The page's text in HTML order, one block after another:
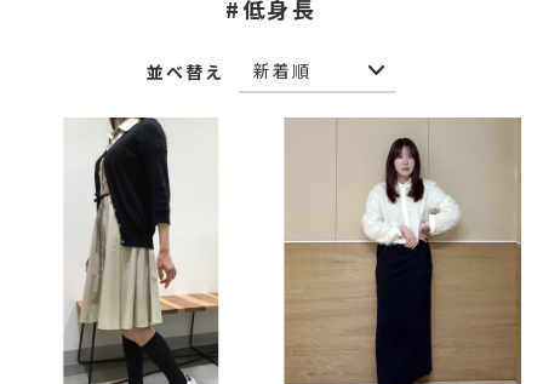
#低身長
並べ替え